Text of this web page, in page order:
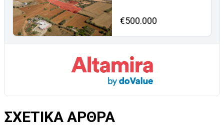
€500.000
ΣΧΕΤΙΚΑ ΑΡΘΡΑ